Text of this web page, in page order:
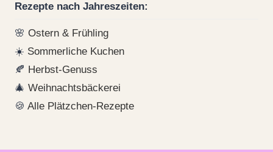
Rezepte nach Jahreszeiten:
🌸 Ostern & Frühling
☀️ Sommerliche Kuchen
🍂 Herbst-Genuss
🎄 Weihnachtsbäckerei
🍪 Alle Plätzchen-Rezepte